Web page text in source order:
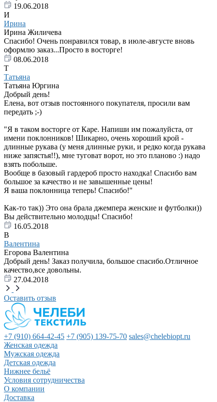
19.06.2018
И
Ирина
Ирина Жиличева
Спасибо! Очень понравился товар, в июле-августе вновь
оформлю заказ...Просто в восторге!
08.06.2018
Т
Татьяна
Татьяна Юргина
Добрый день!
Елена, вот отзыв постоянного покупателя, просили вам
передать ;-)
"Я в таком восторге от Каре. Напиши им пожалуйста, от
имени поклонников! Шикарно, очень хороший крой -
длинные рукава (у меня длинные руки, и редко когда рукава
ниже запястья!!), мне туговат ворот, но это планово :) надо
взять побольше.
Вообще в базовый гардероб просто находка! Спасибо вам
большое за качество и не завышенные цены!
Я ваша поклонница теперь! Спасибо!"
Как-то так)) Это она брала джемпера женские и футболки))
Вы действительно молодцы! Спасибо!
16.05.2018
В
Валентина
Егорова Валентина
Добрый день! Заказ получила, большое спасибо.Отличное
качество,все довольны.
27.04.2018
Оставить отзыв
+7 (910) 664-42-45 +7 (905) 139-75-70 sales@chelebiopt.ru
Женская одежда
Мужская одежда
Детская одежда
Нижнее бельё
Условия сотрудничества
О компании
Доставка